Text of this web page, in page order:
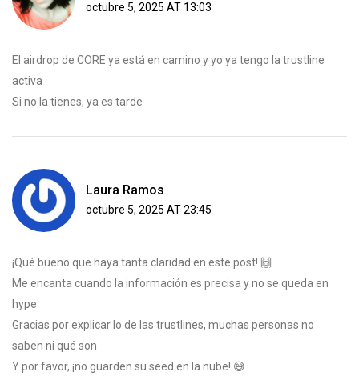
octubre 5, 2025 AT 13:03
El airdrop de CORE ya está en camino y yo ya tengo la trustline
activa
Si no la tienes, ya es tarde
Laura Ramos
octubre 5, 2025 AT 23:45
¡Qué bueno que haya tanta claridad en este post! 🙌
Me encanta cuando la información es precisa y no se queda en
hype
Gracias por explicar lo de las trustlines, muchas personas no
saben ni qué son
Y por favor, ¡no guarden su seed en la nube! 😅